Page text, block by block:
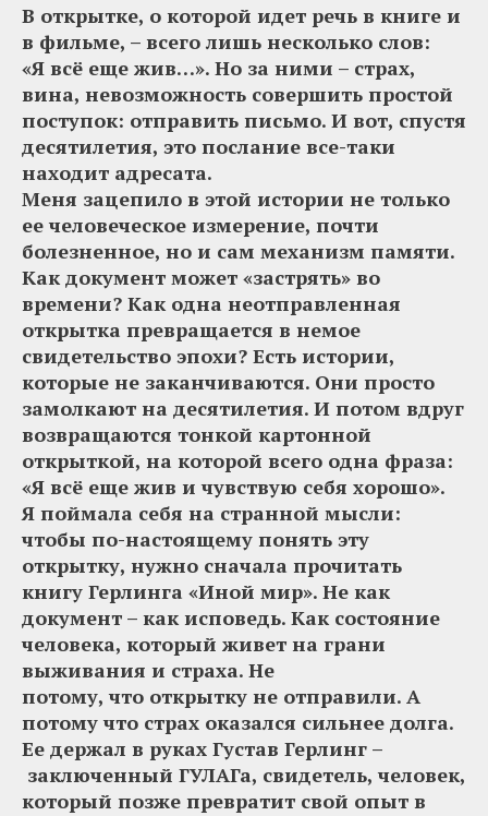
В открытке, о которой идет речь в книге и
в фильме, – всего лишь несколько слов:
«Я всё еще жив…». Но за ними – страх,
вина, невозможность совершить простой
поступок: отправить письмо. И вот, спустя
десятилетия, это послание все-таки
находит адресата.
Меня зацепило в этой истории не только
ее человеческое измерение, почти
болезненное, но и сам механизм памяти.
Как документ может «застрять» во
времени? Как одна неотправленная
открытка превращается в немое
свидетельство эпохи? Есть истории,
которые не заканчиваются. Они просто
замолкают на десятилетия. И потом вдруг
возвращаются тонкой картонной
открыткой, на которой всего одна фраза:
«Я всё еще жив и чувствую себя хорошо».
Я поймала себя на странной мысли:
чтобы по-настоящему понять эту
открытку, нужно сначала прочитать
книгу Герлинга «Иной мир». Не как
документ – как исповедь. Как состояние
человека, который живет на грани
выживания и страха. Не
потому, что открытку не отправили. А
потому что страх оказался сильнее долга.
Ее держал в руках Густав Герлинг –
заключенный ГУЛАГа, свидетель, человек,
который позже превратит свой опыт в